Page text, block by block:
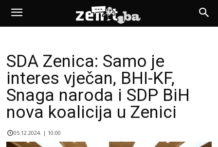
SDA Zenica: Samo je
interes vječan, BHI-KF,
Snaga naroda i SDP BiH
nova koalicija u Zenici
05.12.2024. | 10:00